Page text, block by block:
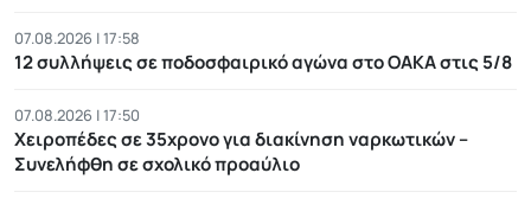
07.08.2026 | 17:58
12 συλλήψεις σε ποδοσφαιρικό αγώνα στο ΟΑΚΑ στις 5/8
07.08.2026 | 17:50
Χειροπέδες σε 35χρονο για διακίνηση ναρκωτικών –
Συνελήφθη σε σχολικό προαύλιο